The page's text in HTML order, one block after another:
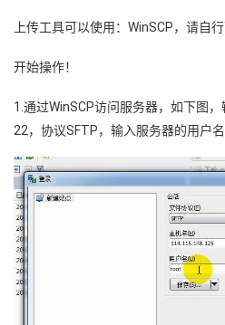
上传工具可以使用：WinSCP，请自
开始操作！
1.通过WinSCP访问服务器，如下图
22，协议SFTP，输入服务器的用户名